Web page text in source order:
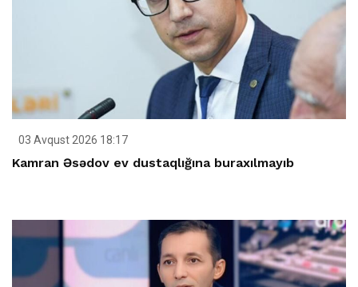
03 Avqust 2026 18:17
Kamran Əsədov ev dustaqlığına buraxılmayıb